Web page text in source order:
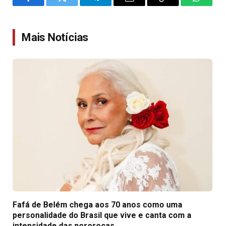
FacebookTwitter TelegramEmail
Copy
Mais Notícias
Fafá de Belém chega aos 70 anos como uma
personalidade do Brasil que vive e canta com a